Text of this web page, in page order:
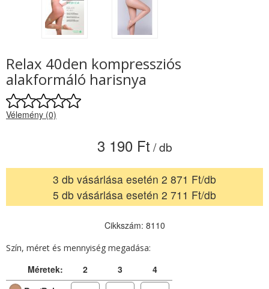
Relax 40den kompressziós
alakformáló harisnya
Vélemény (0)
3 190 Ft / db
3 db vásárlása esetén 2 871 Ft/db
5 db vásárlása esetén 2 711 Ft/db
Cikkszám: 8110
Szín, méret és mennyiség megadása:
Méretek: 2 3
4